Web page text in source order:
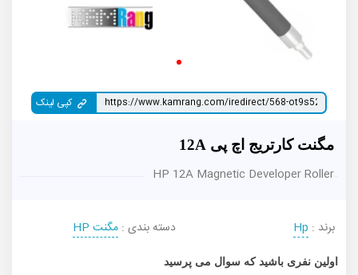
کپی لینک
مگنت کارتریج اچ پی 12A
HP 12A Magnetic Developer Roller
برند : Hp دسته بندی : مگنت HP
اولین نفری باشید که سوال می پرسید